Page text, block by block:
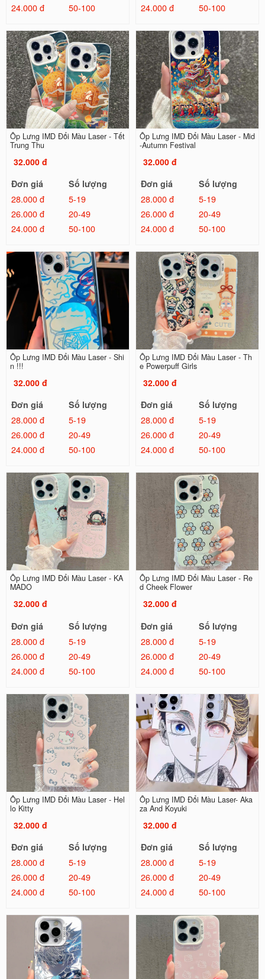
24.000 đ 50-100 24.000 đ 50-100
Ốp Lưng IMD Đổi Màu Laser - Tết
Trung Thu
32.000 đ
Đơn giá
Số lượng
28.000 đ
5-19
26.000 đ
20-49
24.000 đ
50-100
Ốp Lưng IMD Đổi Màu Laser - Mid
-Autumn Festival
32.000 đ
Đơn giá
Số lượng
28.000 đ
5-19
26.000 đ
20-49
24.000 đ
50-100
Ốp Lưng IMD Đổi Màu Laser - Shi
n !!!
32.000 đ
Đơn giá
Số lượng
28.000 đ
5-19
26.000 đ
20-49
24.000 đ
50-100
Ốp Lưng IMD Đổi Màu Laser - Th
e Powerpuff Girls
32.000 đ
Đơn giá
Số lượng
28.000 đ
5-19
26.000 đ
20-49
24.000 đ
50-100
Ốp Lưng IMD Đổi Màu Laser - KA
MADO
32.000 đ
Đơn giá
Số lượng
28.000 đ
5-19
26.000 đ
20-49
24.000 đ
50-100
Ốp Lưng IMD Đổi Màu Laser - Re
d Cheek Flower
32.000 đ
Đơn giá
Số lượng
28.000 đ
5-19
26.000 đ
20-49
24.000 đ
50-100
Ốp Lưng IMD Đổi Màu Laser - Hel
lo Kitty
32.000 đ
Đơn giá
Số lượng
28.000 đ
5-19
26.000 đ
20-49
24.000 đ
50-100
Ốp Lưng IMD Đổi Màu Laser- Aka
za And Koyuki
32.000 đ
Đơn giá
Số lượng
28.000 đ
5-19
26.000 đ
20-49
24.000 đ
50-100